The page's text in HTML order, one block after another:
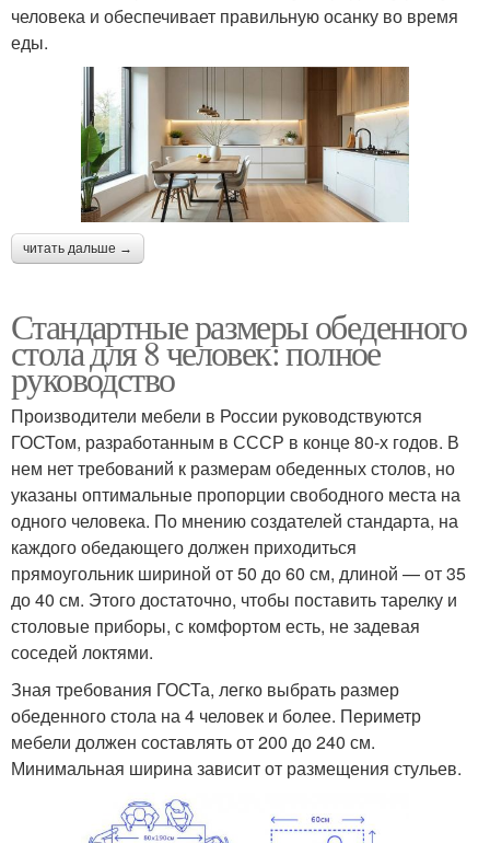
человека и обеспечивает правильную осанку во время
еды.
читать дальше →
Стандартные размеры обеденного
стола для 8 человек: полное
руководство
Производители мебели в России руководствуются
ГОСТом, разработанным в СССР в конце 80-х годов. В
нем нет требований к размерам обеденных столов, но
указаны оптимальные пропорции свободного места на
одного человека. По мнению создателей стандарта, на
каждого обедающего должен приходиться
прямоугольник шириной от 50 до 60 см, длиной — от 35
до 40 см. Этого достаточно, чтобы поставить тарелку и
столовые приборы, с комфортом есть, не задевая
соседей локтями.
Зная требования ГОСТа, легко выбрать размер
обеденного стола на 4 человек и более. Периметр
мебели должен составлять от 200 до 240 см.
Минимальная ширина зависит от размещения стульев.